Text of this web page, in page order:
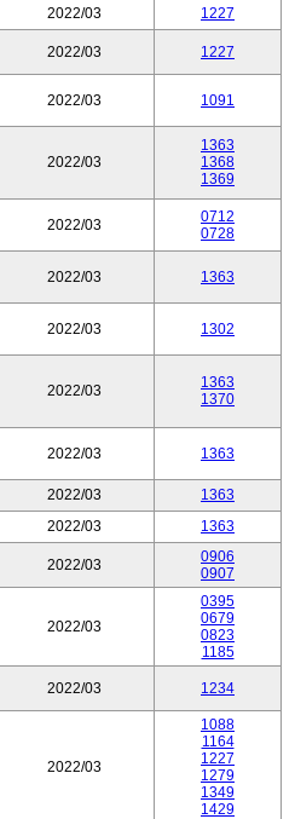
2022/03
1227
2022/03 1227
2022/03 1091
2022/03
1363
1368
1369
2022/03
0712
0728
2022/03 1363
2022/03 1302
2022/03
1363
1370
2022/03 1363
2022/03
1363
2022/03 1363
2022/03
0906
0907
2022/03
0395
0679
0823
1185
2022/03 1234
2022/03
1088
1164
1227
1279
1349
1429